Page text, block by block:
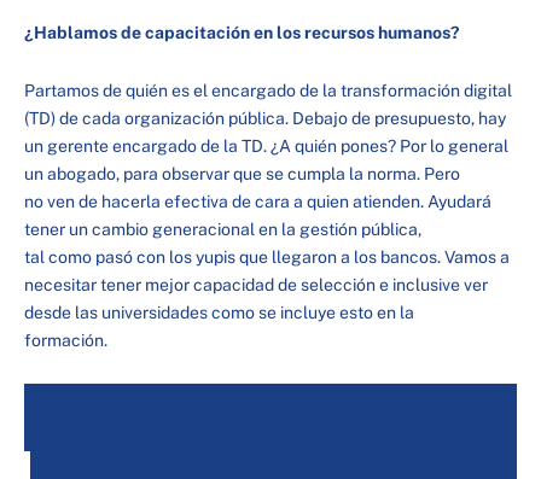
¿Hablamos de capacitación en los recursos humanos?
Partamos de quién es el encargado de la transformación digital
(TD) de cada organización pública. Debajo de presupuesto, hay
un gerente encargado de la TD. ¿A quién pones? Por lo general
un abogado, para observar que se cumpla la norma. Pero
no ven de hacerla efectiva de cara a quien atienden. Ayudará
tener un cambio generacional en la gestión pública,
tal como pasó con los yupis que llegaron a los bancos. Vamos a
necesitar tener mejor capacidad de selección e inclusive ver
desde las universidades como se incluye esto en la
formación.